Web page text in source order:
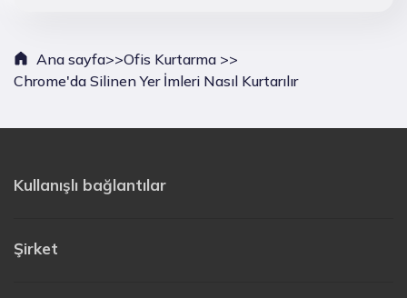
Ana sayfa>>Ofis Kurtarma >>
Chrome'da Silinen Yer İmleri Nasıl Kurtarılır
Kullanışlı bağlantılar
Şirket